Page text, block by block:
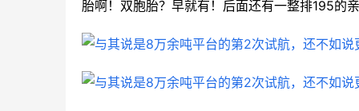
胎啊！双胞胎？早就有！后面还有一整排195的亲